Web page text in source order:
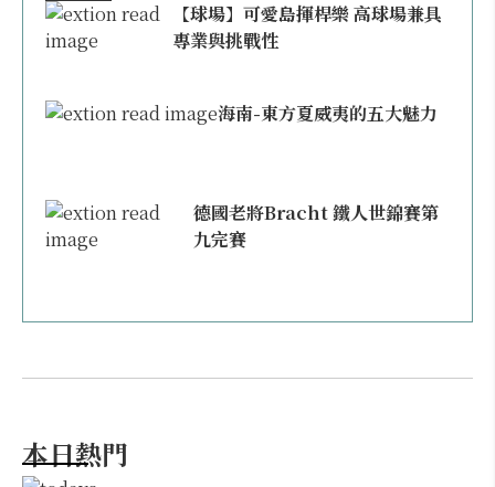
【球場】可愛島揮桿樂 高球場兼具
專業與挑戰性
海南-東方夏威夷的五大魅力
德國老將Bracht 鐵人世錦賽第
九完賽
本日熱門